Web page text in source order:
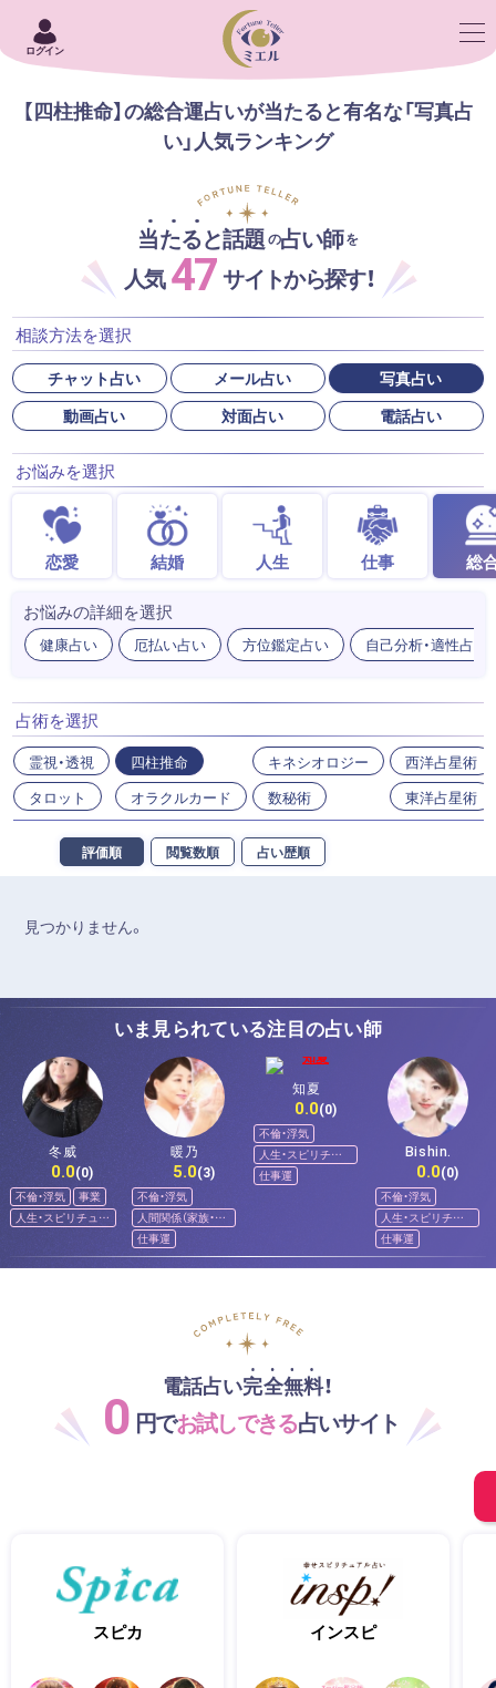
ログイン
【四柱推命】の総合運占いが当たると有名な「写真占
い」人気ランキング
当たると話題の占い師を
人気47サイトから探す！
相談方法を選択
チャット占い メール占い
写真占い
動画占い
対面占い 電話占い
お悩みを選択
恋愛 結婚 人生 仕事 総
お悩みの詳細を選択
健康占い 厄払い占い 方位鑑定占い 自己分析・適性占い
占術を選択
霊視・透視
タロット
四柱推命
オラクルカード
キネシオロジー
数秘術
西洋占星術
東洋占星術
評価順 閲覧数順 占い歴順
見つかりません。
いま見られている注目の占い師
冬威
0.0(0)
不倫・浮気
事業
人生・スピリチュア
ル
暖乃
5.0(3)
不倫・浮気
人間関係（家族・友
人）
仕事運
知夏
0.0(0)
不倫・浮気
人生・スピリチュ
アル
仕事運
Bishin.
0.0(0)
不倫・浮気
人生・スピリチュ
アル
仕事運
電話占い完全無料！
0 円でお試しできる占いサイト
スピカ インスピ